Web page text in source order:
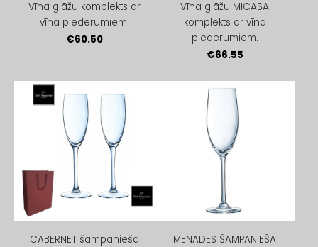
Vīna glāžu komplekts ar
vīna piederumiem.
€60.50
Vīna glāžu MICASA
komplekts ar vīna
piederumiem.
€66.55
CABERNET šampanieša
MENADES ŠAMPANIEŠA